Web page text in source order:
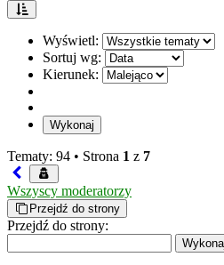
Wyświetl:
Sortuj wg:
Kierunek:
Tematy: 94 • Strona 1 z 7
Wszyscy moderatorzy
Przejdź do strony
Przejdź do strony: